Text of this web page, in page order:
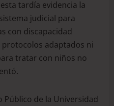
tardía evidencia la
judicial para
con discapacidad
protocolos adaptados ni
tratar con niños no
Público de la Universidad